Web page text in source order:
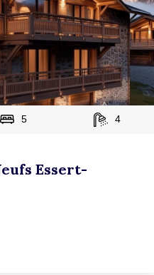
5 4
Essert-